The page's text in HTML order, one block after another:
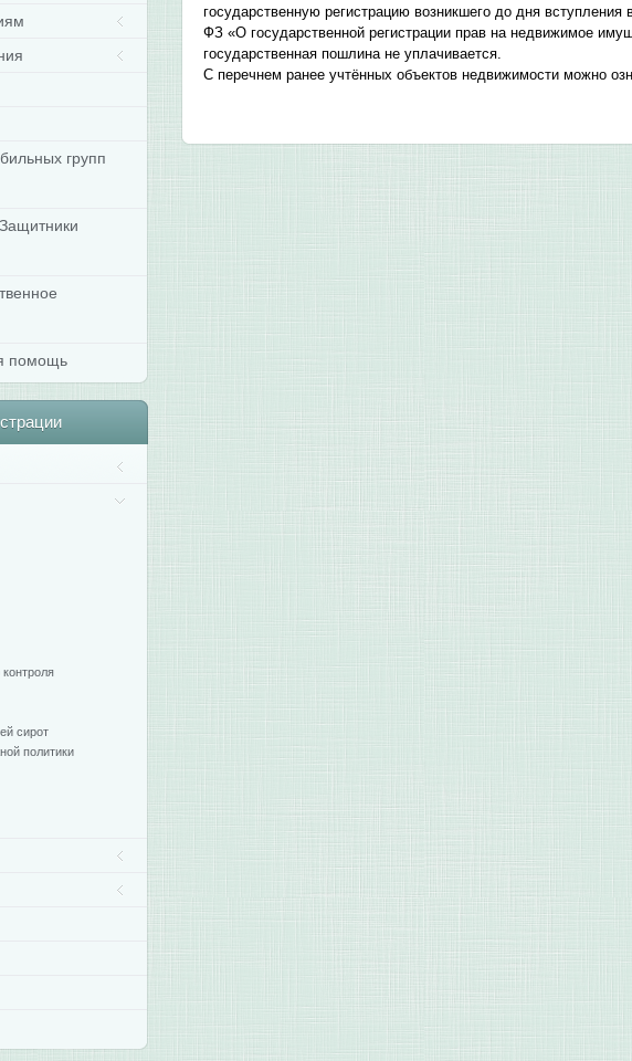
государственную регистрацию возникшего до дня
ФЗ «О государственной регистрации прав на недвижимое
государственная пошлина не уплачивается.
С перечнем ранее учтённых объектов недвижимости можно
групп
помощь
сирот
политики